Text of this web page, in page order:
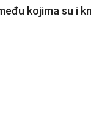
kojima su i